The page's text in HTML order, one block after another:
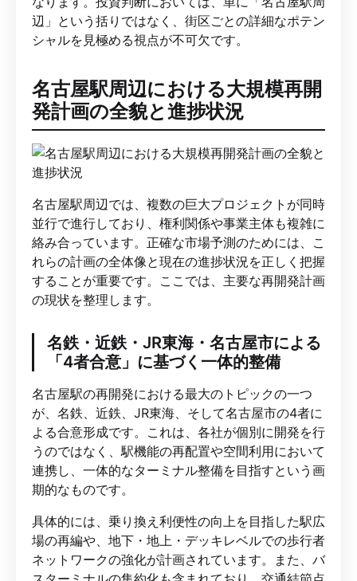
辺」という括りではなく、街区ごとの詳細なポテン
シャルを見極める視点が不可欠です。
名古屋駅周辺における大規模再開
発計画の全貌と進捗状況
名古屋駅周辺では、複数の巨大プロジェクトが同時
並行で進行しており、権利関係や事業主体も複雑に
絡み合っています。正確な市場予測のためには、こ
れらの計画の全体像と現在の進捗状況を正しく把握
することが重要です。ここでは、主要な再開発計画
の現状を整理します。
名鉄・近鉄・JR東海・名古屋市による
「4者合意」に基づく一体的整備
名古屋駅の再開発における最大のトピックの一つ
が、名鉄、近鉄、JR東海、そして名古屋市の4者に
よる合意形成です。これは、各社が個別に開発を行
うのではなく、駅機能の再配置や空間利用において
連携し、一体的なターミナル整備を目指すという画
期的なものです。
具体的には、乗り換え利便性の向上を目指した駅広
場の再編や、地下・地上・デッキレベルでの歩行者
ネットワークの強化が計画されています。また、バ